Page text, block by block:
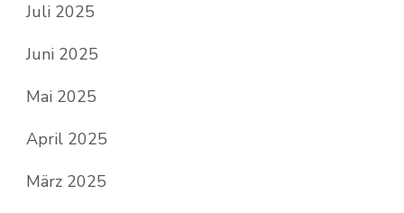
Juli 2025
Juni 2025
Mai 2025
April 2025
März 2025